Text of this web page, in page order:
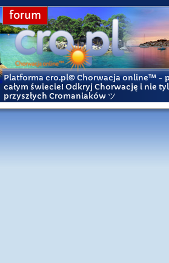
forum
Platforma cro.pl© Chorwacja online™ -
całym świecie! Odkryj Chorwację i nie
przyszłych Cromaniaków ツ